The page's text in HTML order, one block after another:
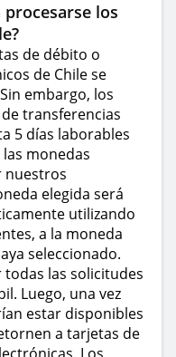
los
de débito o
de Chile se
embargo, los
transferencias
5 días laborables
monedas
nuestros
elegida será
utilizando
a la moneda
seleccionado.
las solicitudes
Luego, una vez
estar disponibles
a tarjetas de